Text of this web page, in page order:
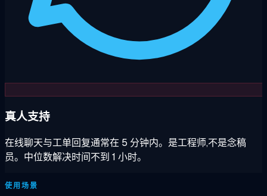
真人支持
在线聊天与工单回复通常在 5 分钟内。是工程师,不是念稿
员。中位数解决时间不到 1 小时。
使用场景